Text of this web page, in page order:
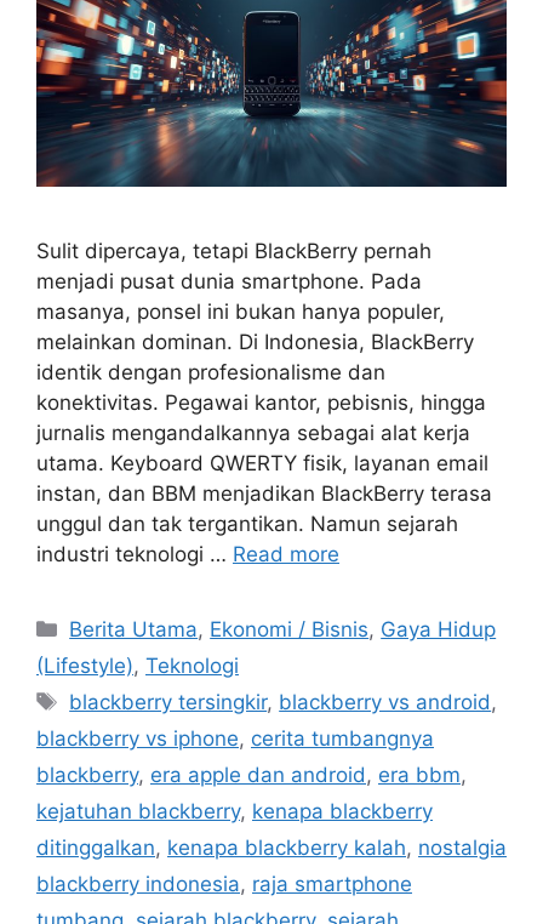
Sulit dipercaya, tetapi BlackBerry pernah
menjadi pusat dunia smartphone. Pada
masanya, ponsel ini bukan hanya populer,
melainkan dominan. Di Indonesia, BlackBerry
identik dengan profesionalisme dan
konektivitas. Pegawai kantor, pebisnis, hingga
jurnalis mengandalkannya sebagai alat kerja
utama. Keyboard QWERTY fisik, layanan email
instan, dan BBM menjadikan BlackBerry terasa
unggul dan tak tergantikan. Namun sejarah
industri teknologi … Read more
C
a
e
g
o
r
i
s
Berita Utama, Ekonomi / Bisnis, Gaya Hidup
(Lifestyle), Teknologi
T
a
s
blackberry tersingkir, blackberry vs android,
blackberry vs iphone, cerita tumbangnya
blackberry, era apple dan android, era bbm,
kejatuhan blackberry, kenapa blackberry
ditinggalkan, kenapa blackberry kalah, nostalgia
blackberry indonesia, raja smartphone